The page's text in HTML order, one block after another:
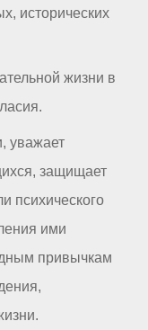
исторических
жизни в
уважает
защищает
психического
ими
привычкам